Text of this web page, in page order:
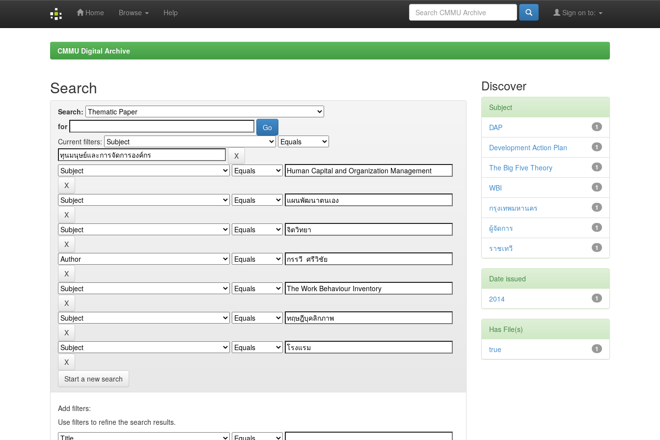
Home Browse Help Sign on to:
CMMU Digital Archive
Search
Search:
for
Current filters:
Start a new search
Add filters:
Use filters to refine the search results.
Discover
Subject
1
DAP
1
Development Action Plan
1
The Big Five Theory
1
WBI
1
กรุงเทพมหานคร
1
ผู้จัดการ
1
ราชเทวี
Date issued
1
2014
Has File(s)
1
true